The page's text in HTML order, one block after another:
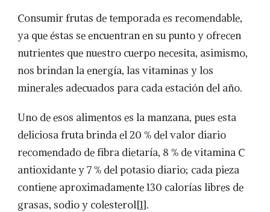
Consumir frutas de temporada es recomendable,
ya que éstas se encuentran en su punto y ofrecen
nutrientes que nuestro cuerpo necesita, asimismo,
nos brindan la energía, las vitaminas y los
minerales adecuados para cada estación del año.
Uno de esos alimentos es la manzana, pues esta
deliciosa fruta brinda el 20 % del valor diario
recomendado de fibra dietaría, 8 % de vitamina C
antioxidante y 7 % del potasio diario; cada pieza
contiene aproximadamente 130 calorías libres de
grasas, sodio y colesterol[1].